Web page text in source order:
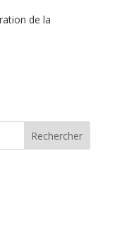
de la
Rechercher